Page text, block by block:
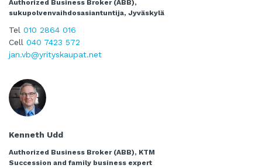
Authorized Business Broker (ABB),
sukupolvenvaihdosasiantuntija, Jyväskylä
Tel 010 2864 016
Cell 040 7423 572
jan.vb@yrityskaupat.net
Kenneth Udd
Authorized Business Broker (ABB), KTM
Succession and family business expert